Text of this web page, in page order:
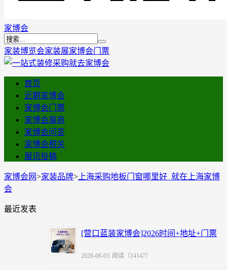
家博会
家装博览会家装展家博会门票
首页
近期家博会
家博会门票
家博会展商
家博会问答
家博会相关
展讯投稿
家博会网>家装品牌> 上海采购地板门窗哪里好_就在上海家博
会
最近发表
[营口蓝装家博会]2026时间+地址+门票
2026-06-03 阅读（14147）